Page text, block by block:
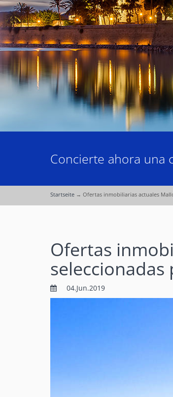
Concierte ahora una
Startseite → Ofertas inmobiliarias actuales
Ofertas
seleccionadas
04.Jun.2019